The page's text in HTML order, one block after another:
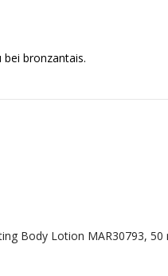
bronzantais.
Body Lotion MAR30793, 50